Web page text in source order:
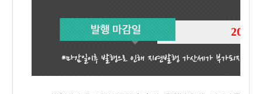
2024.5.10(금)